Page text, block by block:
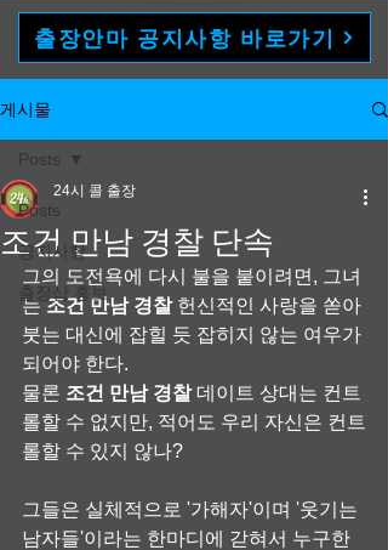
출장안마 공지사항 바로가기
게시물
Posts
공지사항
출장샵 홍보
Posts
조건 만남 경찰 단속
24시 콜 출장
그의 도전욕에 다시 불을 붙이려면, 그녀
는 조건 만남 경찰 헌신적인 사랑을 쏟아
붓는 대신에 잡힐 듯 잡히지 않는 여우가
되어야 한다.
물론 조건 만남 경찰 데이트 상대는 컨트
롤할 수 없지만, 적어도 우리 자신은 컨트
롤할 수 있지 않나?
그들은 실체적으로 '가해자'이며 '웃기는
남자들'이라는 한마디에 갇혀서 누구한